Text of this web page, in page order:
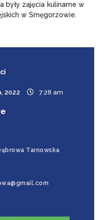
były zajęcia kulinarne w
w Smęgorzowie.
2022 7:28 am
Tarnowska